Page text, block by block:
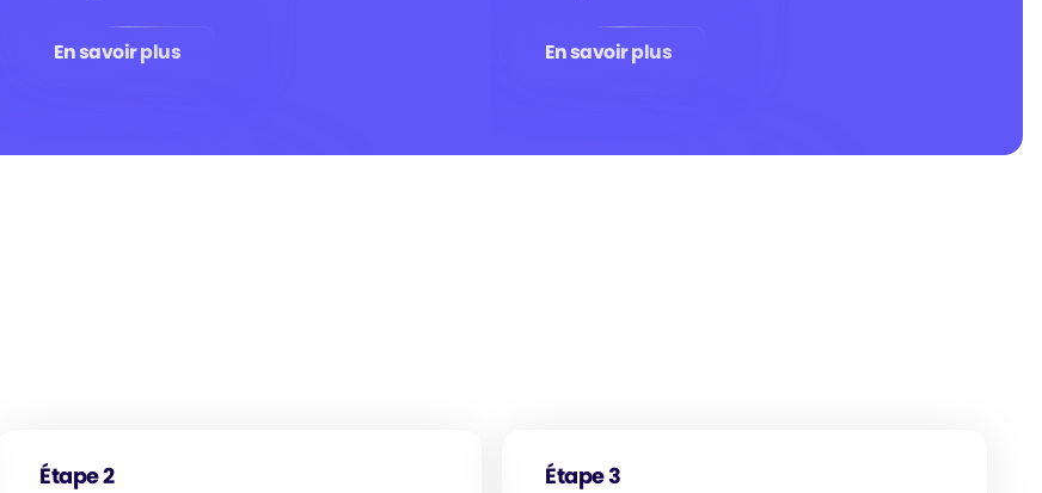
En savoir plus
En savoir plus En savoir plus
En savoir plus
Étape 2 Étape 3